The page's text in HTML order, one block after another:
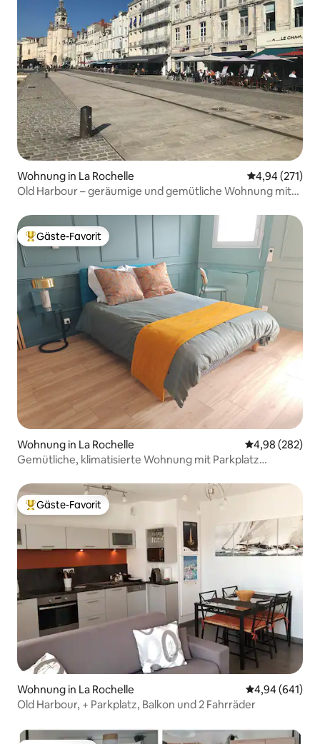
Wohnung in La Rochelle
4,94 (271)
Old Harbour – geräumige und gemütliche Wohnung mit
Beliebter Gäste-Favorit.
Gäste-Favorit
Wohnung in La Rochelle
4,98 (282)
Gemütliche, klimatisierte Wohnung mit Parkplatz
Beliebter Gäste-Favorit.
Gäste-Favorit
Wohnung in La Rochelle
4,94 (641)
Old Harbour, + Parkplatz, Balkon und 2 Fahrräder